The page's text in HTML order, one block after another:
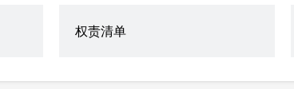
权责清单